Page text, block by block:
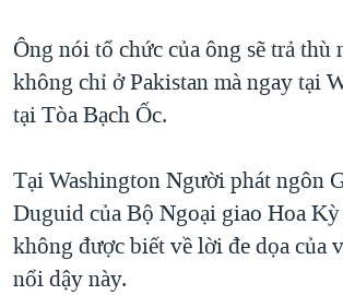
Ông nói tổ chức của ông sẽ trả
không chỉ ở Pakistan mà ngay tại
tại Tòa Bạch Ốc.
Tại Washington Người phát ngôn
Duguid của Bộ Ngoại giao Hoa
không được biết về lời đe dọa của
nổi dậy này.